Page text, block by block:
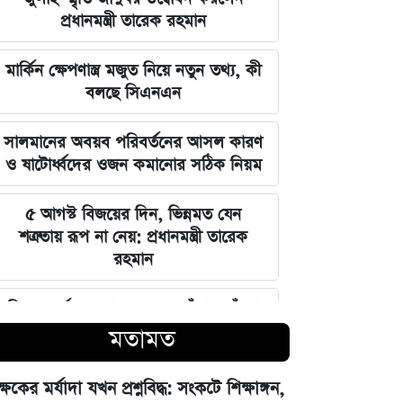
প্রধানমন্ত্রী তারেক রহমান
মার্কিন ক্ষেপণাস্ত্র মজুত নিয়ে নতুন তথ্য, কী
বলছে সিএনএন
সালমানের অবয়ব পরিবর্তনের আসল কারণ
ও ষাটোর্ধ্বদের ওজন কমানোর সঠিক নিয়ম
৫ আগস্ট বিজয়ের দিন, ভিন্নমত যেন
শত্রুতায় রূপ না নেয়: প্রধানমন্ত্রী তারেক
রহমান
নিজস্ব অর্থায়নে খালের ওপর বাঁশের সাঁকো
বানিয়ে দিলেন ইউপি চেয়ারম্যান পদপ্রার্থী
শেখ আলমগীর
মতামত
মর্যাদা যখন প্রশ্নবিদ্ধ: সংকটে শিক্ষাঙ্গন,